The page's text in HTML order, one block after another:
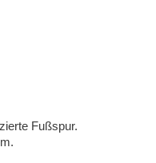
Fußspur.